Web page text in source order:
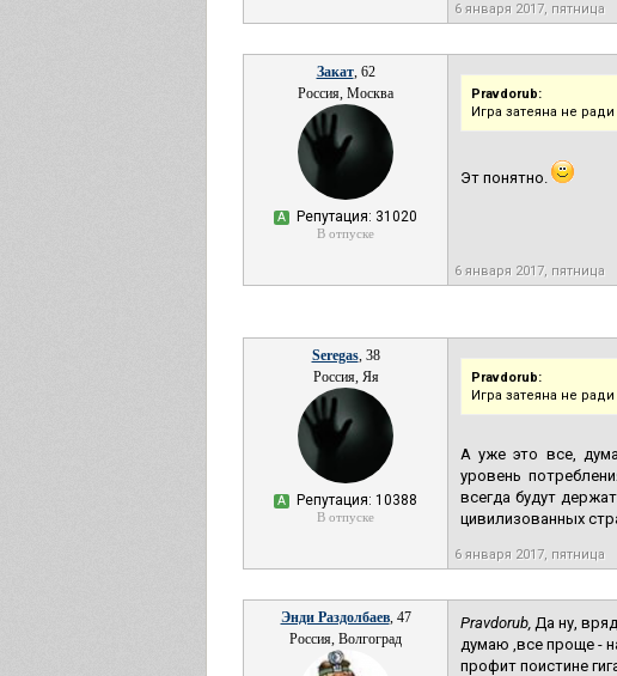
6 января 2017, пятница
Закат, 62
Россия, Москва
А Репутация: 31020
В отпуске
Pravdorub:
Игра затеяна не
Эт понятно.
6 января 2017, пятница
Seregas, 38
Россия, Яя
А Репутация: 10388
В отпуске
Pravdorub:
Игра затеяна не
А уже это все,
уровень
всегда будут
цивилизованных
6 января 2017, пятница
Энди Раздолбаев, 47
Россия, Волгоград
Pravdorub, Да ну,
думаю ,все проще -
профит поистине